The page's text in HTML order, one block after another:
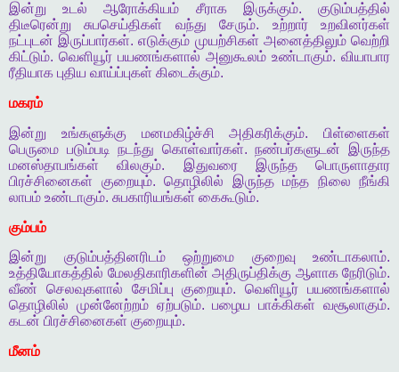
இன்று
உடல் ஆரோக்கியம் சீராக இருக்கும்.குடும்பத்தில்
திடீரென்று
சுபசெய்திகள் வந்து சேரும். உற்றார்
உறவினர்கள்
நட்புடன் இருப்பார்கள்.எடுக்கும் முயற்சிகள் அனைத்திலும் வெற்றி
கிட்டும். வெளியூர் பயணங்களால் அனுகூலம் உண்டாகும். வியாபார
ரீதியாக புதிய வாய்ப்புகள் கிடைக்கும்.
மகரம்
இன்று
உங்களுக்கு மனமகிழ்ச்சி அதிகரிக்கும். பிள்ளைகள்
பெருமை படும்படி நடந்து கொள்வார்கள்.நண்பர்களுடன்
இருந்த
மனஸ்தாபங்கள்
விலகும். இதுவரை இருந்த
பொருளாதார
பிரச்சினைகள்
குறையும். தொழிலில் இருந்த மந்த நிலை நீங்கி
லாபம் உண்டாகும். சுபகாரியங்கள் கைகூடும்.
கும்பம்
இன்று
குடும்பத்தினரிடம் ஒற்றுமை குறைவு உண்டாகலாம்.
உத்தியோகத்தில் மேலதிகாரிகளின் அதிருப்திக்கு ஆளாக நேரிடும்.
வீண்
செலவுகளால் சேமிப்பு குறையும்.வெளியூர் பயணங்களால்
தொழிலில் முன்னேற்றம் ஏற்படும்.பழைய பாக்கிகள் வசூலாகும்.
கடன் பிரச்சினைகள் குறையும்.
மீனம்